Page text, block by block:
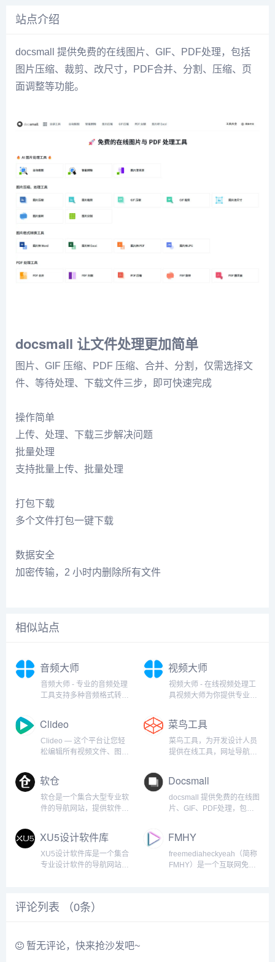
站点介绍
docsmall 提供免费的在线图片、GIF、PDF处理，包括
图片压缩、裁剪、改尺寸，PDF合并、分割、压缩、页
面调整等功能。
docsmall 让文件处理更加简单
图片、GIF 压缩、PDF 压缩、合并、分割，仅需选择文
件、等待处理、下载文件三步，即可快速完成
操作简单
上传、处理、下载三步解决问题
批量处理
支持批量上传、批量处理
打包下载
多个文件打包一键下载
数据安全
加密传输，2 小时内删除所有文件
相似站点
音频大师
音频大师 - 专业的音频处理
工具支持多种音频格式转
册、安全可靠音频大师提供
专业的在线音频处理工具，
支持MP3、WAV、AAC、
视频大师
视频大师 - 在线视频处理工
具视频大师为你提供专业的
合并等常用场景。 无需下载
客户端，打开网页即可快速
完成处理。...
Clideo
Clideo — 这个平台让您轻
松编辑所有视频文件、图片
始制作您自己的视频，编辑
并添加音乐——一切尽在一
个屏幕上！我们无缝衔接的
菜鸟工具
菜鸟工具，为开发设计人员
提供在线工具，网址导航，
体转换，进制转换等工具。
致力于打造国内专业WEB开
发工具，集成开发环境，
软仓
软仓是一个集合大型专业软
件的导航网站，提供软件介
AutoCad系列软件、
3dsMax、达芬奇软件、
CINEMA 4D、matlab软件
Docsmall
docsmall 提供免费的在线图
片、GIF、PDF处理，包括
面调整等功能。docsmall 让
文件处理更加简单图片、
GIF 压缩、PDF 压缩、合
XU5设计软件库
XU5设计软件库是一个集合
专业设计软件的导航网站，
FMHY
freemediaheckyeah（简称
FMHY）是一个互联网免费
评论列表 （0条）
暂无评论，快来抢沙发吧~